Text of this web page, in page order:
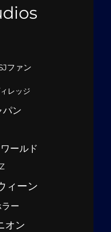
ファン
レッジ
パン
ールド
ィーン
ー
オン